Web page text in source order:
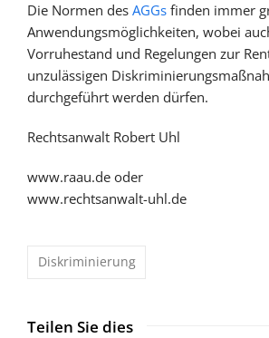
Die Normen des AGGs finden immer
Anwendungsmöglichkeiten, wobei
Vorruhestand und Regelungen zur
unzulässigen
durchgeführt werden dürfen.
Rechtsanwalt Robert Uhl
www.raau.de oder
www.rechtsanwalt-uhl.de
Diskriminierung
Teilen Sie dies